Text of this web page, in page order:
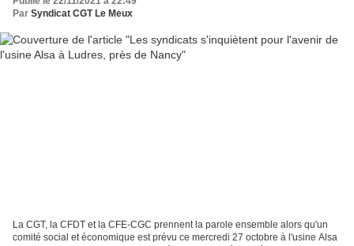
Par Syndicat CGT Le Meux
La CGT, la CFDT et la CFE-CGC prennent la parole ensemble alors qu'un
comité social et économique est prévu ce mercredi 27 octobre à l'usine Alsa